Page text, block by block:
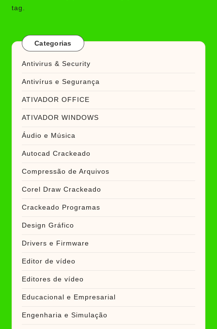
a
e
tag.
Categorias
Antivirus & Security
Antivírus e Segurança
ATIVADOR OFFICE
ATIVADOR WINDOWS
Áudio e Música
Autocad Crackeado
Compressão de Arquivos
Corel Draw Crackeado
Crackeado Programas
Design Gráfico
Drivers e Firmware
Editor de vídeo
Editores de vídeo
Educacional e Empresarial
Engenharia e Simulação